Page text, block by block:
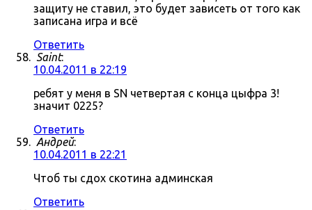
защиту не ставил, это будет зависеть от того как
записана игра и всё
Ответить
Saint:
10.04.2011 в 22:19
ребят у меня в SN четвертая с конца цыфра 3!
значит 0225?
Ответить
Андрей:
10.04.2011 в 22:21
Чтоб ты сдох скотина админская
Ответить